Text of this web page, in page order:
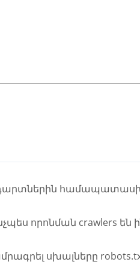
որոնման crawlers
սխալները